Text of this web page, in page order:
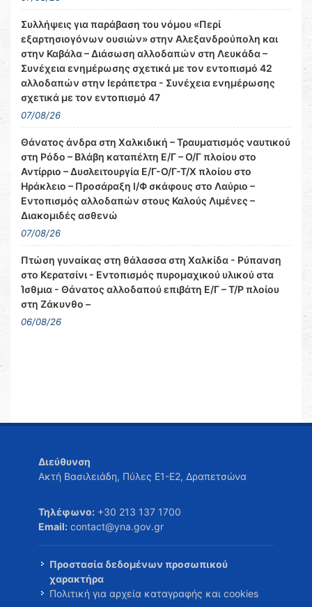
Συλλήψεις για παράβαση του νόμου «Περί
εξαρτησιογόνων ουσιών» στην Αλεξανδρούπολη και
στην Καβάλα – Διάσωση αλλοδαπών στη Λευκάδα –
Συνέχεια ενημέρωσης σχετικά με τον εντοπισμό 42
αλλοδαπών στην Ιεράπετρα - Συνέχεια ενημέρωσης
σχετικά με τον εντοπισμό 47
07/08/26
Θάνατος άνδρα στη Χαλκιδική – Τραυματισμός ναυτικού
στη Ρόδο – Βλάβη καταπέλτη Ε/Γ – Ο/Γ πλοίου στο
Αντίρριο – Δυσλειτουργία Ε/Γ-Ο/Γ-Τ/Χ πλοίου στο
Ηράκλειο – Προσάραξη Ι/Φ σκάφους στο Λαύριο –
Εντοπισμός αλλοδαπών στους Καλούς Λιμένες –
Διακομιδές ασθενώ
07/08/26
Πτώση γυναίκας στη θάλασσα στη Χαλκίδα - Ρύπανση
στο Κερατσίνι - Εντοπισμός πυρομαχικού υλικού στα
Ίσθμια - Θάνατος αλλοδαπού επιβάτη Ε/Γ – Τ/Ρ πλοίου
στη Ζάκυνθο –
06/08/26
Διεύθυνση
Ακτή Βασιλειάδη, Πύλες Ε1-Ε2, Δραπετσώνα
Τηλέφωνο: +30 213 137 1700
Email: contact@yna.gov.gr
Προστασία δεδομένων προσωπικού
χαρακτήρα
Πολιτική για αρχεία καταγραφής και cookies